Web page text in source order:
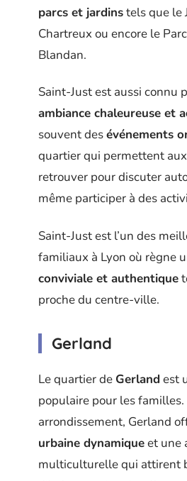
parcs et jardinstels que le
Chartreux ou encore le
Blandan.
Saint-Just est aussi connu
ambiance chaleureuse et
souvent desévénements
quartier qui permettent
retrouver pour discuter
même participer à des
Saint-Just est l’un des
familiaux à Lyon où règne
conviviale et authentique
proche du centre-ville.
Gerland
Le quartier de Gerland est
populaire pour les familles.
arrondissement, Gerland
urbaine dynamiqueet une
multiculturelle qui attirent